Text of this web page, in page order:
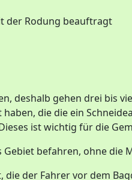
der Rodung beauftragt
deshalb gehen drei bis
die die ein
ist wichtig für die
befahren, ohne die
der Fahrer vor dem